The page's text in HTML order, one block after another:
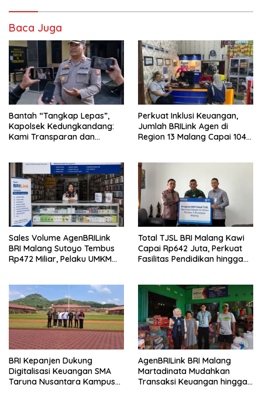
Baca Juga
Bantah “Tangkap Lepas”,
Kapolsek Kedungkandang:
Kami Transparan dan
Perkuat Inklusi Keuangan,
Jumlah BRILink Agen di
Region 13 Malang Capai 104
Sales Volume AgenBRILink
BRI Malang Sutoyo Tembus
Rp472 Miliar, Pelaku UMKM
Total TJSL BRI Malang Kawi
Capai Rp642 Juta, Perkuat
Fasilitas Pendidikan hingga
BRI Kepanjen Dukung
Digitalisasi Keuangan SMA
Taruna Nusantara Kampus
AgenBRILink BRI Malang
Martadinata Mudahkan
Transaksi Keuangan hingga